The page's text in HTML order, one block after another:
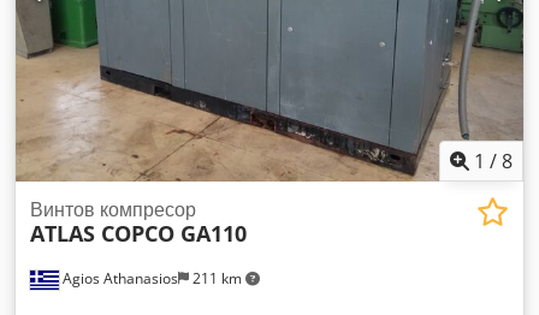
1 /8
Agios Athanasios 211 km
Винтов компресор
ATLAS COPCO GA110